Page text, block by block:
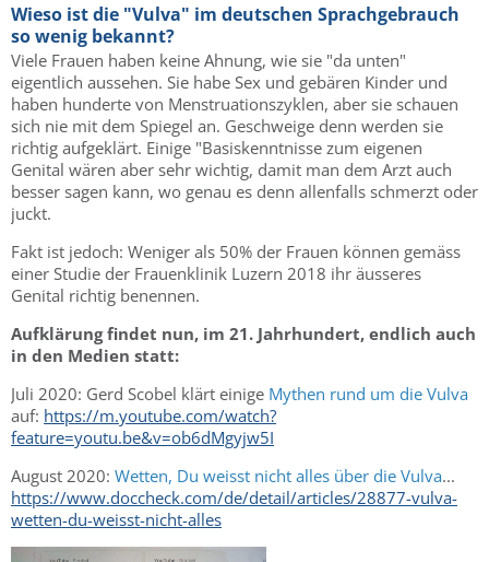
Wieso ist die "Vulva" im deutschen Sprachgebrauch
so wenig bekannt?
Viele Frauen haben keine Ahnung, wie sie "da unten"
eigentlich aussehen. Sie habe Sex und gebären Kinder und
haben hunderte von Menstruationszyklen, aber sie schauen
sich nie mit dem Spiegel an. Geschweige denn werden sie
richtig aufgeklärt. Einige "Basiskenntnisse zum eigenen
Genital wären aber sehr wichtig, damit man dem Arzt auch
besser sagen kann, wo genau es denn allenfalls schmerzt oder
juckt.
Fakt ist jedoch: Weniger als 50% der Frauen können gemäss
einer Studie der Frauenklinik Luzern 2018 ihr äusseres
Genital richtig benennen.
Aufklärung findet nun, im 21. Jahrhundert, endlich auch
in den Medien statt:
Juli 2020: Gerd Scobel klärt einige Mythen rund um die Vulva
auf: https://m.youtube.com/watch?
feature=youtu.be&v=ob6dMgyjw5I
August 2020: Wetten, Du weisst nicht alles über die Vulva...
https://www.doccheck.com/de/detail/articles/28877-vulva-
wetten-du-weisst-nicht-alles